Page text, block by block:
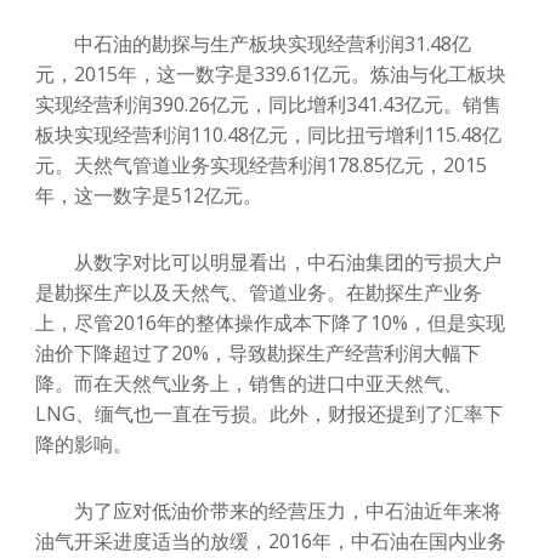
中石油的勘探与生产板块实现经营利润31.48亿
元，2015年，这一数字是339.61亿元。炼油与化工板块
实现经营利润390.26亿元，同比增利341.43亿元。销售
板块实现经营利润110.48亿元，同比扭亏增利115.48亿
元。天然气管道业务实现经营利润178.85亿元，2015
年，这一数字是512亿元。
从数字对比可以明显看出，中石油集团的亏损大户
是勘探生产以及天然气、管道业务。在勘探生产业务
上，尽管2016年的整体操作成本下降了10%，但是实现
油价下降超过了20%，导致勘探生产经营利润大幅下
降。而在天然气业务上，销售的进口中亚天然气、
LNG、缅气也一直在亏损。此外，财报还提到了汇率下
降的影响。
为了应对低油价带来的经营压力，中石油近年来将
油气开采进度适当的放缓，2016年，中石油在国内业务